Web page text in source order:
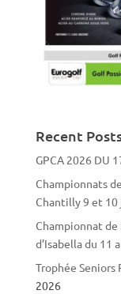
Recent
GPCA 2026 DU
Championnats
Chantilly 9 et
Championnat
d’Isabella du 11
Trophée Seniors
2026